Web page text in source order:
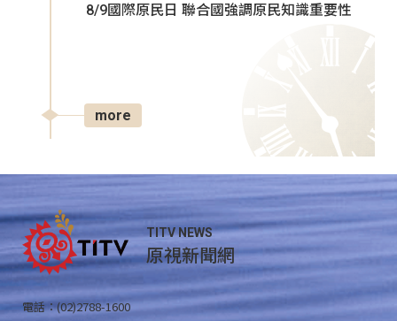
8/9國際原民日 聯合國強調原民知識重要性
more
TITV NEWS
原視新聞網
電話：(02)2788-1600